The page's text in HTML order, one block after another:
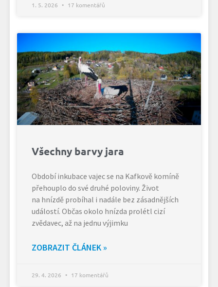
1. 5. 2026 17 komentářů
Všechny barvy jara
Období inkubace vajec se na Kafkově komíně
přehouplo do své druhé poloviny. Život
na hnízdě probíhal i nadále bez zásadnějších
událostí. Občas okolo hnízda prolétl cizí
zvědavec, až na jednu výjimku
ZOBRAZIT ČLÁNEK »
29. 4. 2026 17 komentářů